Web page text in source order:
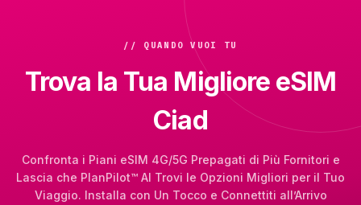
// QUANDO VUOI TU
Trova la Tua Migliore eSIM
Ciad
Confronta i Piani eSIM 4G/5G Prepagati di Più Fornitori e
Lascia che PlanPilot™ AI Trovi le Opzioni Migliori per il Tuo
Viaggio. Installa con Un Tocco e Connettiti all’Arrivo